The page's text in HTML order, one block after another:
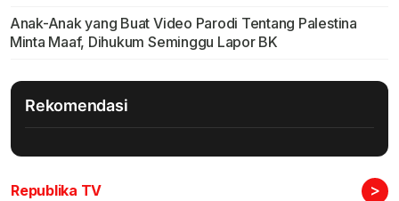
Anak-Anak yang Buat Video Parodi Tentang Palestina
Minta Maaf, Dihukum Seminggu Lapor BK
Rekomendasi
Republika TV >